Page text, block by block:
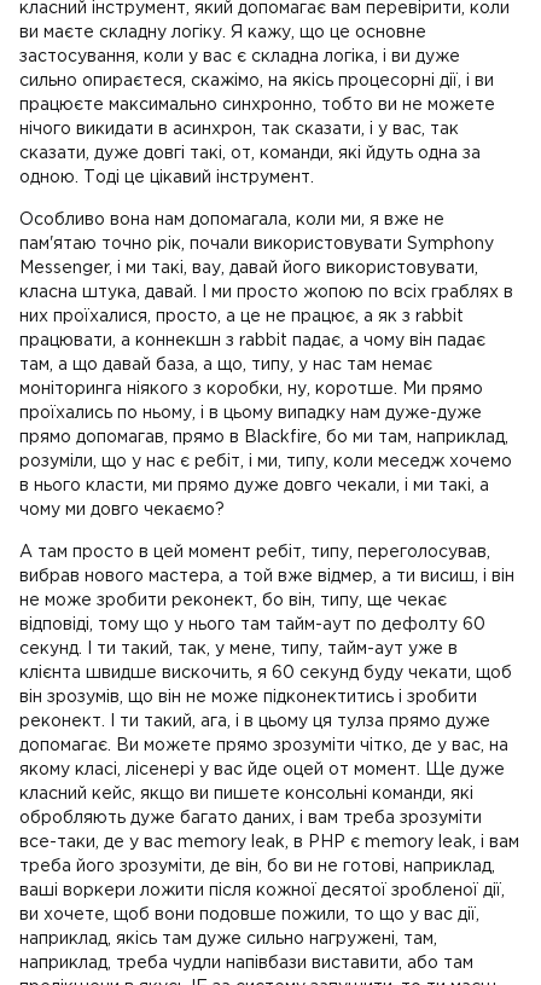
класний інструмент, який допомагає вам перевірити, коли
ви маєте складну логіку. Я кажу, що це основне
застосування, коли у вас є складна логіка, і ви дуже
сильно опираєтеся, скажімо, на якісь процесорні дії, і ви
працюєте максимально синхронно, тобто ви не можете
нічого викидати в асинхрон, так сказати, і у вас, так
сказати, дуже довгі такі, от, команди, які йдуть одна за
одною. Тоді це цікавий інструмент.
Особливо вона нам допомагала, коли ми, я вже не
пам'ятаю точно рік, почали використовувати Symphony
Messenger, і ми такі, вау, давай його використовувати,
класна штука, давай. І ми просто жопою по всіх граблях в
них проїхалися, просто, а це не працює, а як з rabbit
працювати, а коннекшн з rabbit падає, а чому він падає
там, а що давай база, а що, типу, у нас там немає
моніторинга ніякого з коробки, ну, коротше. Ми прямо
проїхались по ньому, і в цьому випадку нам дуже-дуже
прямо допомагав, прямо в Blackfire, бо ми там, наприклад,
розуміли, що у нас є ребіт, і ми, типу, коли меседж хочемо
в нього класти, ми прямо дуже довго чекали, і ми такі, а
чому ми довго чекаємо?
А там просто в цей момент ребіт, типу, переголосував,
вибрав нового мастера, а той вже відмер, а ти висиш, і він
не може зробити реконект, бо він, типу, ще чекає
відповіді, тому що у нього там тайм-аут по дефолту 60
секунд. І ти такий, так, у мене, типу, тайм-аут уже в
клієнта швидше вискочить, я 60 секунд буду чекати, щоб
він зрозумів, що він не може підконектитись і зробити
реконект. І ти такий, ага, і в цьому ця тулза прямо дуже
допомагає. Ви можете прямо зрозуміти чітко, де у вас, на
якому класі, лісенері у вас йде оцей от момент. Ще дуже
класний кейс, якщо ви пишете консольні команди, які
обробляють дуже багато даних, і вам треба зрозуміти
все-таки, де у вас memory leak, в PHP є memory leak, і вам
треба його зрозуміти, де він, бо ви не готові, наприклад,
ваші воркери ложити після кожної десятої зробленої дії,
ви хочете, щоб вони подовше пожили, то що у вас дії,
наприклад, якісь там дуже сильно нагружені, там,
наприклад, треба чудли напівбази виставити, або там